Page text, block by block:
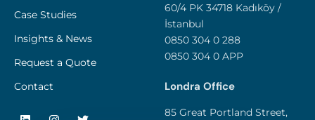
Case Studies
Insights & News
Request a Quote
Contact
60/4 PK 34718 Kadıköy /
İstanbul
0850 304 0 288
0850 304 0 APP
Londra Office
85 Great Portland Street,